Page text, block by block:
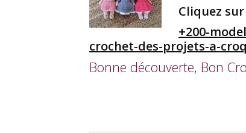
Cliquez
+200-
crochet-des-projets-a-
Bonne découverte, Bon